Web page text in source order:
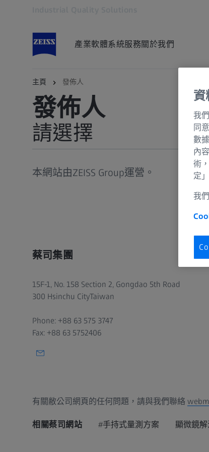
產業軟體系統服務關於我們
主頁 發佈人
蔡司工業品質解決方案
發佈人
請選擇
法律聲明
本網站由ZEISS Group運營。
蔡司集團
15F-1, No. 158 Section 2, Gongdao 5th Road
300 Hsinchu CityTaiwan
Phone: +88 63 575 3747
Fax: +88 63 5752406
有關敝公司網頁的任何問題，請與我們聯絡
相關蔡司網站 #手持式量測方案 顯微鏡
資
我
同
數
內
術
定
我